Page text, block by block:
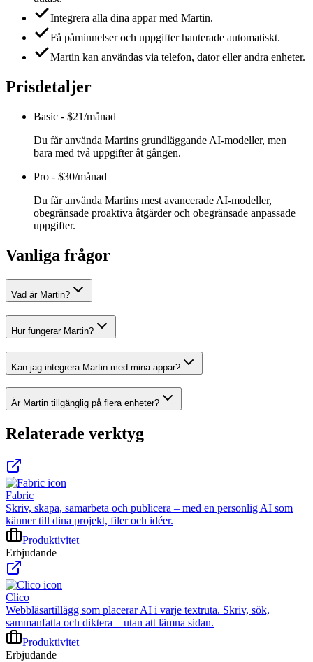
Integrera alla dina appar med Martin.
Få påminnelser och uppgifter hanterade automatiskt.
Martin kan användas via telefon, dator eller andra enheter.
Prisdetaljer
Basic - $21/månad
Du får använda Martins grundläggande AI-modeller, men
bara med två uppgifter åt gången.
Pro - $30/månad
Du får använda Martins mest avancerade AI-modeller,
obegränsade proaktiva åtgärder och obegränsade anpassade
uppgifter.
Vanliga frågor
Vad är Martin?
Hur fungerar Martin?
Kan jag integrera Martin med mina appar?
Är Martin tillgänglig på flera enheter?
Relaterade verktyg
Fabric
Skriv, skapa, samarbeta och publicera – med en personlig AI som
känner till dina projekt, filer och idéer.
Produktivitet
Erbjudande
Clico
Webbläsartillägg som placerar AI i varje textruta. Skriv, sök,
sammanfatta och diktera – utan att lämna sidan.
Produktivitet
Erbjudande